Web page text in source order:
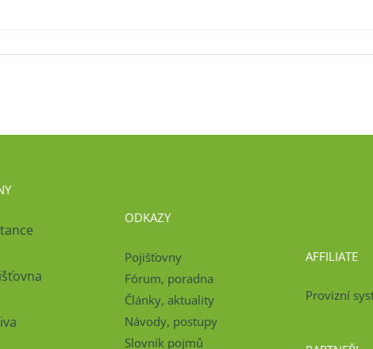
ODKAZY
Pojišťovny
Fórum, poradna
Články, aktuality
Návody, postupy
Slovník pojmů
AFFILIATE
Provizní